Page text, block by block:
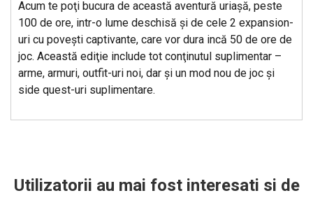
Acum te poţi bucura de această aventură uriaşă, peste
100 de ore, intr-o lume deschisă şi de cele 2 expansion-
uri cu poveşti captivante, care vor dura incă 50 de ore de
joc. Această ediţie include tot conţinutul suplimentar –
arme, armuri, outfit-uri noi, dar şi un mod nou de joc şi
side quest-uri suplimentare.
Utilizatorii au mai fost interesati si de